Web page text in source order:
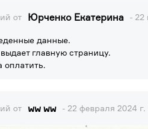
от Юрченко Екатерина - 22
данные.
главную страницу.
оплатить.
от ww ww - 22 февраля 2024 г.